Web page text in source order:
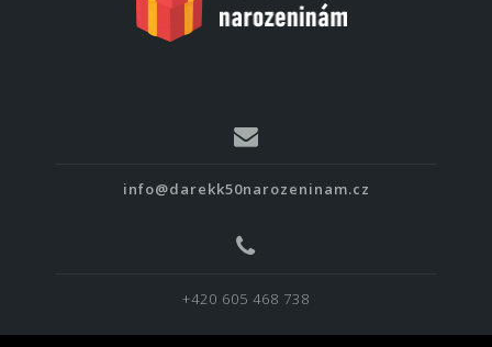
info@darekk50narozeninam.cz
+420 605 468 738